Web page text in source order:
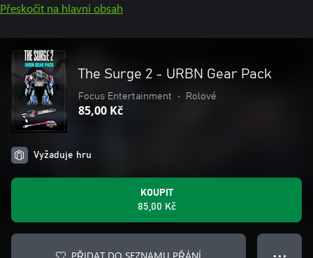
Přeskočit na hlavní obsah
The Surge 2 - URBN Gear Pack
Focus Entertainment • Rolové
85,00 Kč
Vyžaduje hru
KOUPIT
85,00 Kč
● ● ●